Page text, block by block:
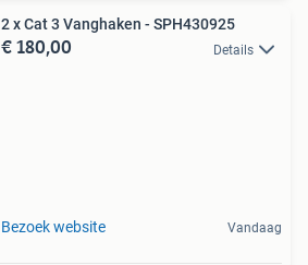
2 x Cat 3 Vanghaken - SPH430925
€ 180,00 Details
Bezoek website Vandaag